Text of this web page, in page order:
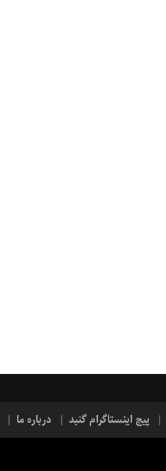
پیج اینستاگرام گنبد درباره ما